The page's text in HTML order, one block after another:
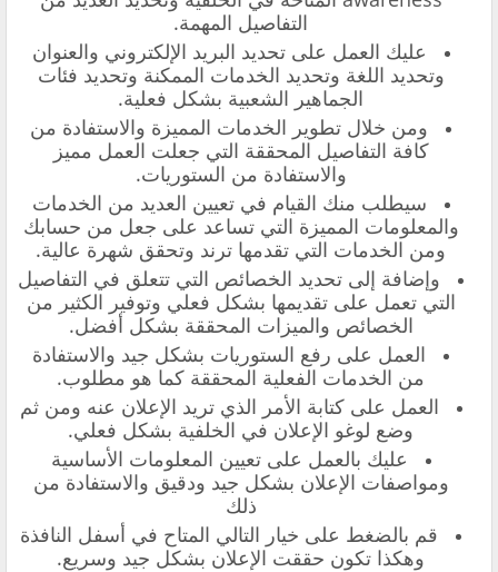
التفاصيل المهمة.
عليك العمل على تحديد البريد الإلكتروني والعنوان
وتحديد اللغة وتحديد الخدمات الممكنة وتحديد فئات
الجماهير الشعبية بشكل فعلية.
ومن خلال تطوير الخدمات المميزة والاستفادة من
كافة التفاصيل المحققة التي جعلت العمل مميز
والاستفادة من الستوريات.
سيطلب منك القيام في تعيين العديد من الخدمات
والمعلومات المميزة التي تساعد على جعل من حسابك
ومن الخدمات التي تقدمها ترند وتحقق شهرة عالية.
وإضافة إلى تحديد الخصائص التي تتعلق في التفاصيل
التي تعمل على تقديمها بشكل فعلي وتوفير الكثير من
الخصائص والميزات المحققة بشكل أفضل.
العمل على رفع الستوريات بشكل جيد والاستفادة
من الخدمات الفعلية المحققة كما هو مطلوب.
العمل على كتابة الأمر الذي تريد الإعلان عنه ومن ثم
وضع لوغو الإعلان في الخلفية بشكل فعلي.
عليك بالعمل على تعيين المعلومات الأساسية
ومواصفات الإعلان بشكل جيد ودقيق والاستفادة من
ذلك
قم بالضغط على خيار التالي المتاح في أسفل النافذة
وهكذا تكون حققت الإعلان بشكل جيد وسريع.